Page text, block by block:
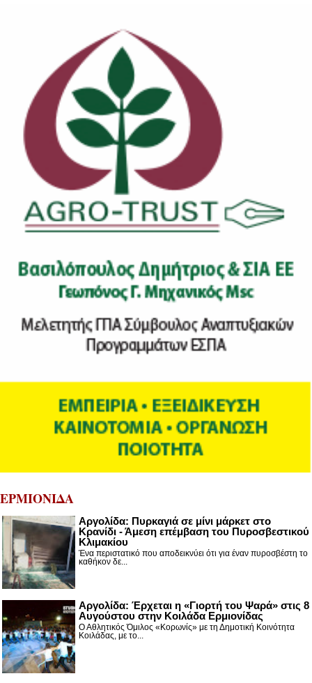
ΕΡΜΙΟΝΙΔΑ
Αργολίδα: Πυρκαγιά σε μίνι μάρκετ στο
Κρανίδι - Άμεση επέμβαση του Πυροσβεστικού
Κλιμακίου
Ένα περιστατικό που αποδεικνύει ότι για έναν πυροσβέστη το
καθήκον δε...
Αργολίδα: Έρχεται η «Γιορτή του Ψαρά» στις 8
Αυγούστου στην Κοιλάδα Ερμιονίδας
Ο Αθλητικός Όμιλος «Κορωνίς» με τη Δημοτική Κοινότητα
Κοιλάδας, με το...